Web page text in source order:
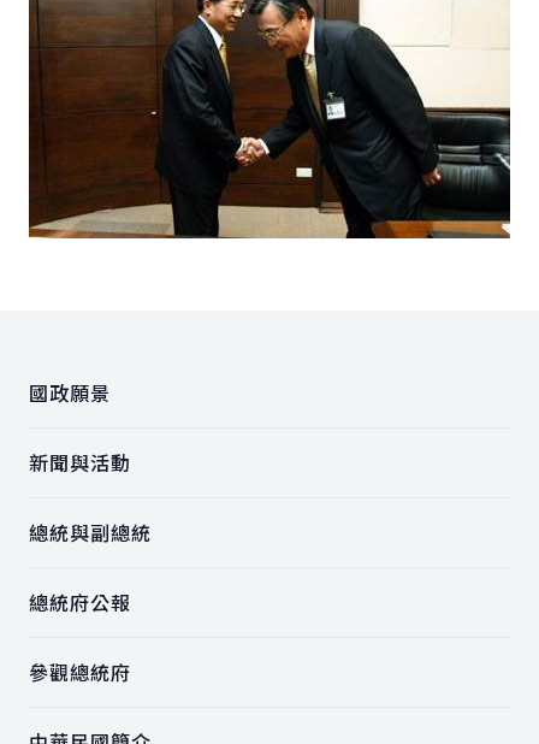
國政願景
新聞與活動
總統與副總統
總統府公報
參觀總統府